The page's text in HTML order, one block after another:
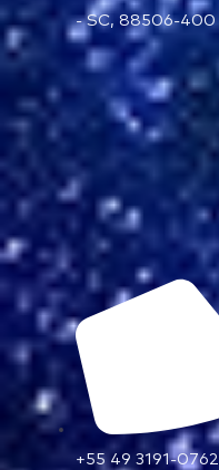
- SC, 88506-400
+55 49 3191-0762